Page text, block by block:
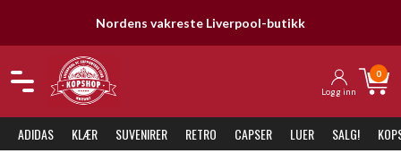
Nordens vakreste Liverpool-butikk
Logg inn
0
ADIDAS KLÆR SUVENIRER RETRO CAPSER LUER SALG!